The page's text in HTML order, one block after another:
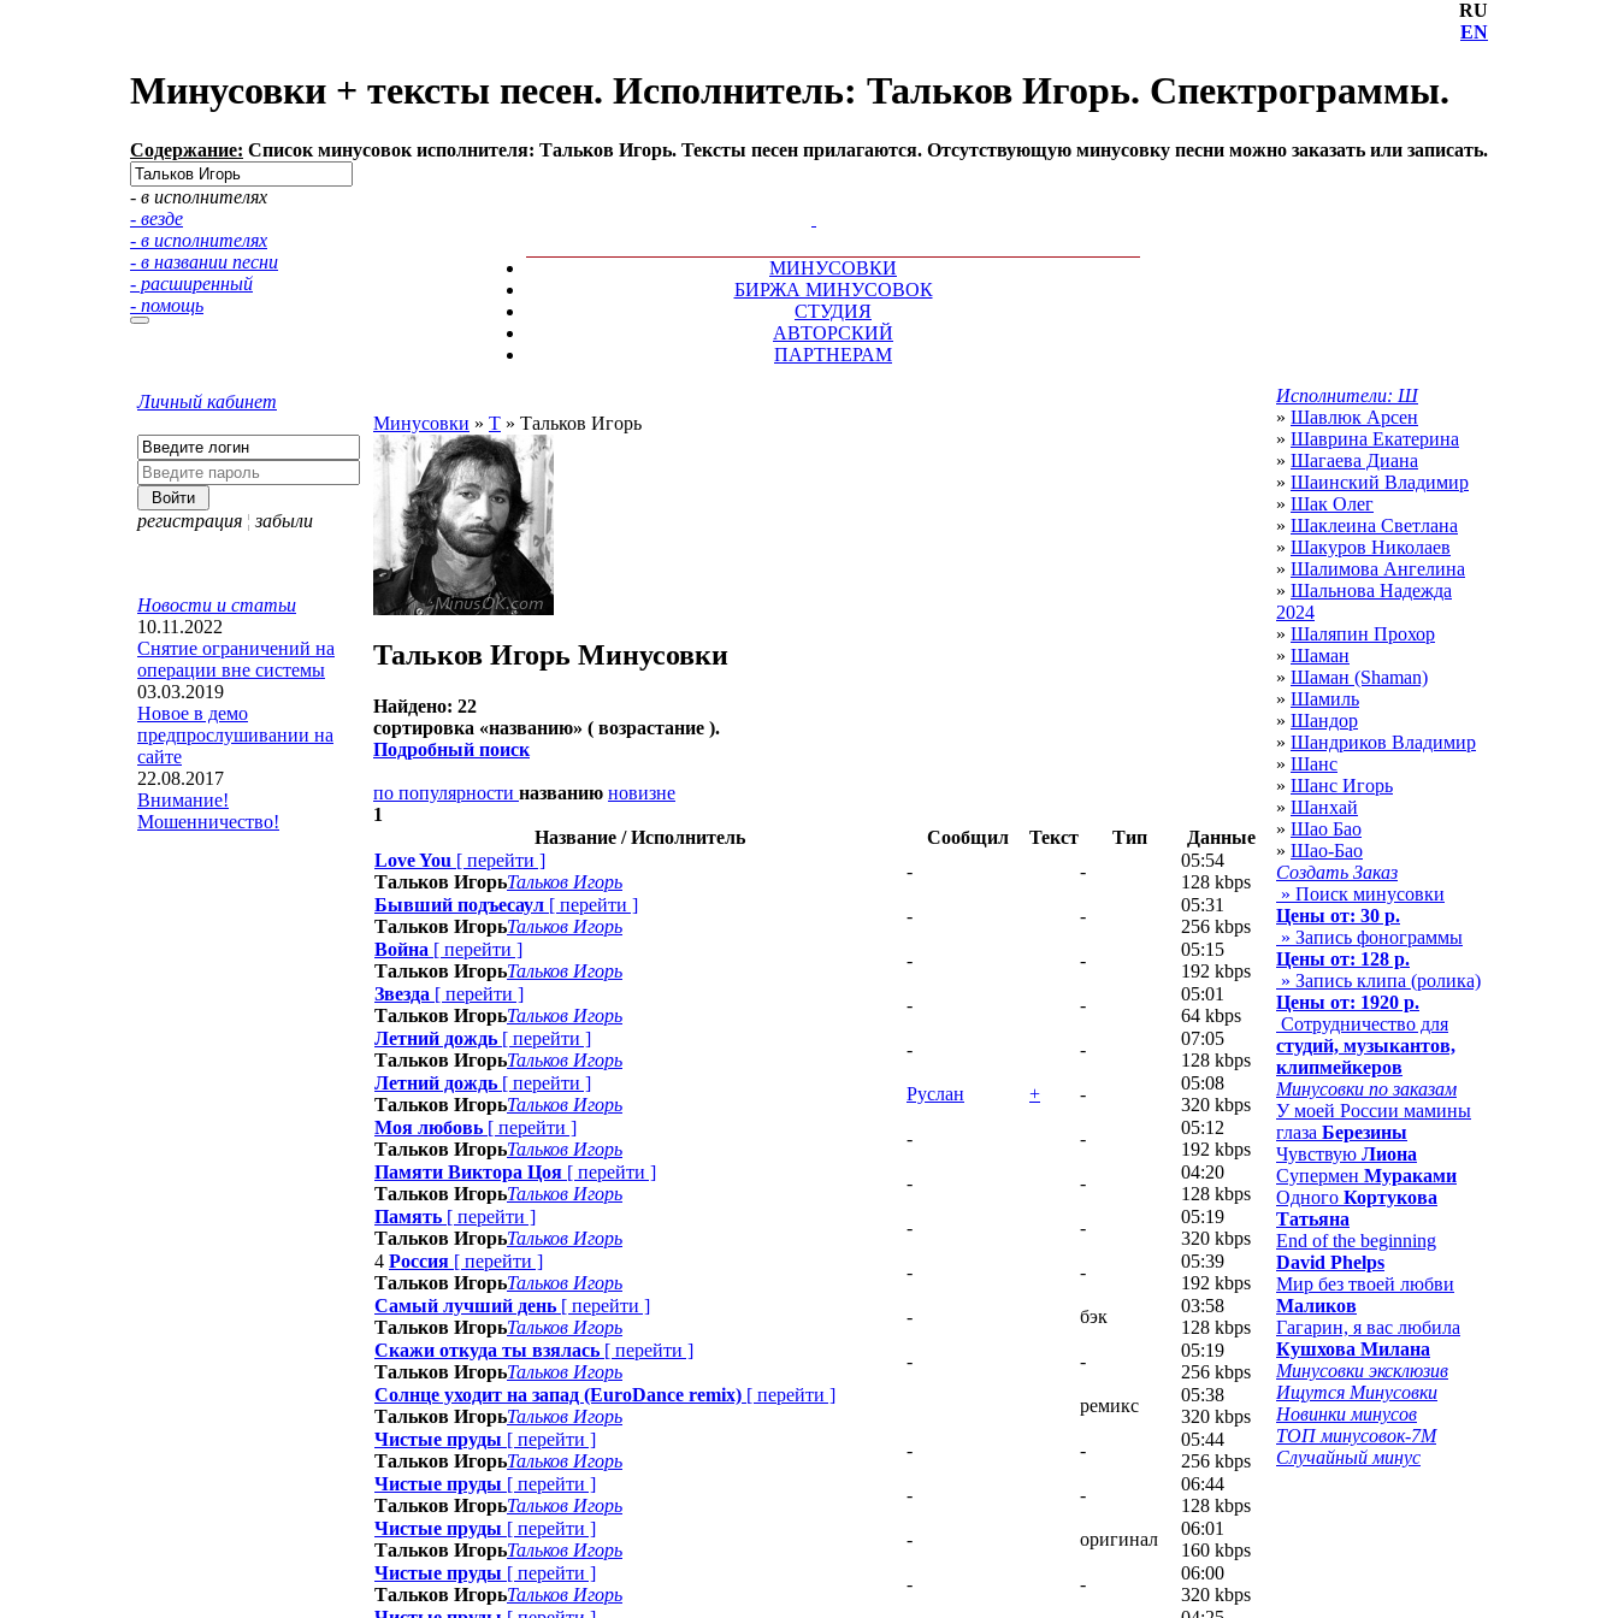
RU
EN
Минусовки + тексты песен. Исполнитель: Тальков Игорь. Спектрограммы.
Содержание: Список минусовок исполнителя: Тальков Игорь. Тексты песен прилагаются. Отсутствующую минусовку песни можно заказать или записать.
- в исполнителях
- везде
- в исполнителях
- в названии песни
- расширенный
- помощь
МИНУСОВКИ
БИРЖА МИНУСОВОК
СТУДИЯ
АВТОРСКИЙ
ПАРТНЕРАМ
Личный кабинет
регистрация ¦ забыли
Новости и статьи
10.11.2022
Снятие ограничений на
операции вне системы
03.03.2019
Новое в демо
предпрослушивании на
сайте
22.08.2017
Внимание!
Мошенничество!
Минусовки » Т » Тальков Игорь
Тальков Игорь Минусовки
Найдено: 22
сортировка «названию» ( возрастание ).
Подробный поиск
по популярности названию новизне
1
Название / Исполнитель
Сообщил Текст Тип
Данные
Love You [ перейти ]
Тальков ИгорьТальков Игорь
- -
05:54
128 kbps
Бывший подъесаул [ перейти ]
Тальков ИгорьТальков Игорь
- -
05:31
256 kbps
Война [ перейти ]
Тальков ИгорьТальков Игорь
- -
05:15
192 kbps
Звезда [ перейти ]
Тальков ИгорьТальков Игорь
- -
05:01
64 kbps
Летний дождь [ перейти ]
Тальков ИгорьТальков Игорь
- -
07:05
128 kbps
Летний дождь [ перейти ]
Тальков ИгорьТальков Игорь
Руслан + -
05:08
320 kbps
Моя любовь [ перейти ]
Тальков ИгорьТальков Игорь
- -
05:12
192 kbps
Памяти Виктора Цоя [ перейти ]
Тальков ИгорьТальков Игорь
- -
04:20
128 kbps
Память [ перейти ]
Тальков ИгорьТальков Игорь
- -
05:19
320 kbps
4 Россия [ перейти ]
Тальков ИгорьТальков Игорь
- -
05:39
192 kbps
Самый лучший день [ перейти ]
Тальков ИгорьТальков Игорь
- бэк
03:58
128 kbps
Скажи откуда ты взялась [ перейти ]
Тальков ИгорьТальков Игорь
- -
05:19
256 kbps
Солнце уходит на запад (EuroDance remix) [ перейти ]
Тальков ИгорьТальков Игорь
ремикс
05:38
320 kbps
Чистые пруды [ перейти ]
Тальков ИгорьТальков Игорь
- -
05:44
256 kbps
Чистые пруды [ перейти ]
Тальков ИгорьТальков Игорь
- -
06:44
128 kbps
Чистые пруды [ перейти ]
Тальков ИгорьТальков Игорь
- оригинал
06:01
160 kbps
Чистые пруды [ перейти ]
Тальков ИгорьТальков Игорь
- -
06:00
320 kbps
Исполнители: Ш
» Шавлюк Арсен
» Шаврина Екатерина
» Шагаева Диана
» Шаинский Владимир
» Шак Олег
» Шаклеина Светлана
» Шакуров Николаев
» Шалимова Ангелина
» Шальнова Надежда
2024
» Шаляпин Прохор
» Шаман
» Шаман (Shaman)
» Шамиль
» Шандор
» Шандриков Владимир
» Шанс
» Шанс Игорь
» Шанхай
» Шао Бао
» Шао-Бао
Создать Заказ
» Поиск минусовки
Цены от: 30 р.
» Запись фонограммы
Цены от: 128 р.
» Запись клипа (ролика)
Цены от: 1920 р.
Сотрудничество для
студий, музыкантов,
клипмейкеров
Минусовки по заказам
У моей России мамины
глаза Березины
Чувствую Лиона
Супермен Мураками
Одного Кортукова
Татьяна
End of the beginning
David Phelps
Мир без твоей любви
Маликов
Гагарин, я вас любила
Кушхова Милана
Минусовки эксклюзив
Ищутся Минусовки
Новинки минусов
ТОП минусовок-7M
Случайный минус